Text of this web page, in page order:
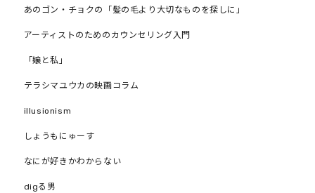
あのゴン・チョクの「髪の毛より大切なものを探しに」
アーティストのためのカウンセリング入門
「嬢と私」
テラシマユウカの映画コラム
illusionism
しょうもにゅーす
なにが好きかわからない
digる男